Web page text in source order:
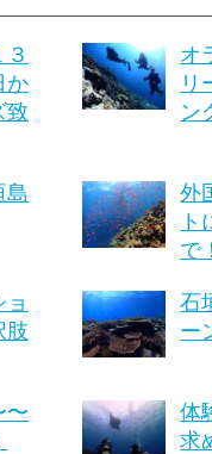
か
致
オ
リ
ン
島
外
ト
で
肢
石
ー
〜
体
求